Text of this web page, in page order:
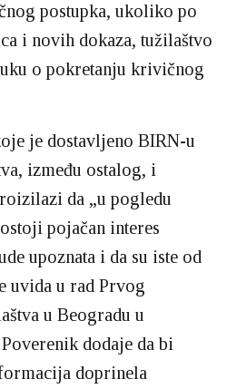
postupka, ukoliko po
i novih dokaza, tužilaštvo
o pokretanju krivičnog
je dostavljeno BIRN-u
između ostalog, i
da „u pogledu
pojačan interes
upoznata i da su iste od
uvida u rad Prvog
u Beogradu u
dodaje da bi
doprinela